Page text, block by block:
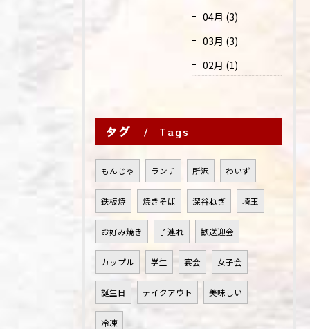
04月 (3)
03月 (3)
02月 (1)
タグ Tags
もんじゃ ランチ 所沢 わいず
鉄板焼 焼きそば 深谷ねぎ 埼玉
お好み焼き 子連れ 歓送迎会
カップル 学生 宴会 女子会
誕生日 テイクアウト 美味しい
冷凍